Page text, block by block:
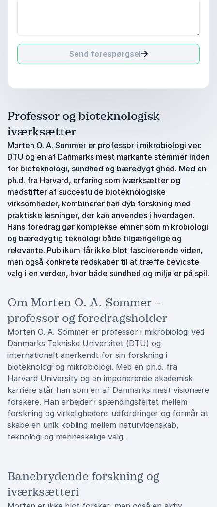
Send forespørgsel
Professor og bioteknologisk
iværksætter
Morten O. A. Sommer er professor i mikrobiologi ved
DTU og en af Danmarks mest markante stemmer inden
for bioteknologi, sundhed og bæredygtighed. Med en
ph.d. fra Harvard, erfaring som iværksætter og
medstifter af succesfulde bioteknologiske
virksomheder, kombinerer han dyb forskning med
praktiske løsninger, der kan anvendes i hverdagen.
Hans foredrag gør komplekse emner som mikrobiologi
og bæredygtig teknologi både tilgængelige og
relevante. Publikum får ikke blot fascinerende viden,
men også konkrete redskaber til at træffe bevidste
valg i en verden, hvor både sundhed og miljø er på spil.
Om Morten O. A. Sommer –
professor og foredragsholder
Morten O. A. Sommer er professor i mikrobiologi ved
Danmarks Tekniske Universitet (DTU) og
internationalt anerkendt for sin forskning i
bioteknologi og mikrobiologi. Med en ph.d. fra
Harvard University og en imponerende akademisk
karriere står han som en af Danmarks mest visionære
forskere. Han arbejder i spændingsfeltet mellem
forskning og virkelighedens udfordringer og formår at
skabe en unik kobling mellem naturvidenskab,
teknologi og menneskelige valg.
Banebrydende forskning og
iværksætteri